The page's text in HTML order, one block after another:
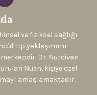
ve fiziksel sağlığı
tıp yaklaşımını
Dr. Nurcivan
Nuen, kişiye özel
amaçlamaktadır.